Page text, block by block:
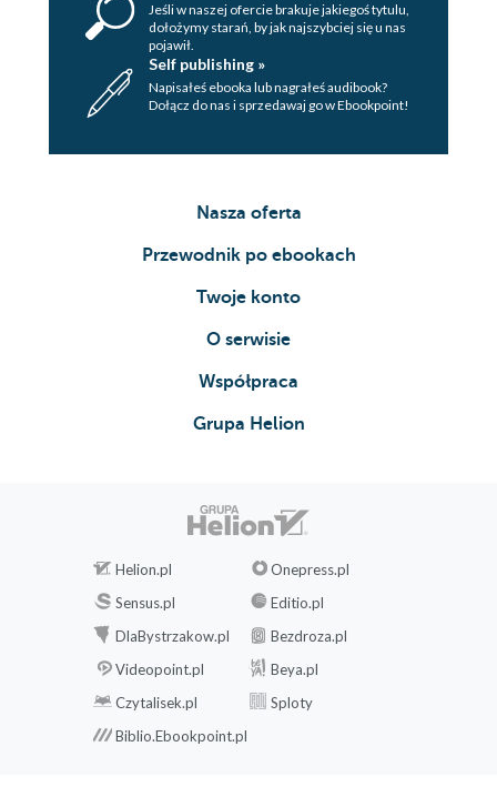
Jeśli w naszej ofercie brakuje jakiegoś tytulu,
dołożymy starań, by jak najszybciej się u nas
pojawił.
Self publishing »
Napisałeś ebooka lub nagrałeś audibook?
Dołącz do nas i sprzedawaj go w Ebookpoint!
Nasza oferta
Przewodnik po ebookach
Twoje konto
O serwisie
Współpraca
Grupa Helion
Helion.pl
Onepress.pl
Sensus.pl
Editio.pl
DlaBystrzakow.pl
Bezdroza.pl
Videopoint.pl
Beya.pl
Czytalisek.pl
Sploty
Biblio.Ebookpoint.pl